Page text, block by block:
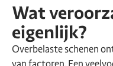
Wat
eigenlijk?
Overbelaste schenen